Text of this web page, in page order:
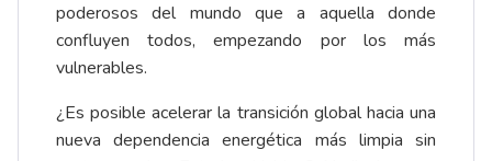
poderosos del mundo que a aquella donde
confluyen todos, empezando por los más
vulnerables.
¿Es posible acelerar la transición global hacia una
nueva dependencia energética más limpia sin